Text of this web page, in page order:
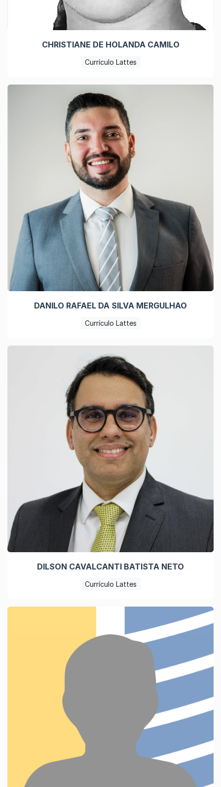
CHRISTIANE DE HOLANDA CAMILO
Currículo Lattes
DANILO RAFAEL DA SILVA MERGULHAO
Currículo Lattes
DILSON CAVALCANTI BATISTA NETO
Currículo Lattes